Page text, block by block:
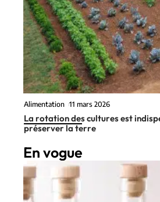
Alimentation 11 mars 2026
La rotation des cultures est
préserver la terre
En vogue